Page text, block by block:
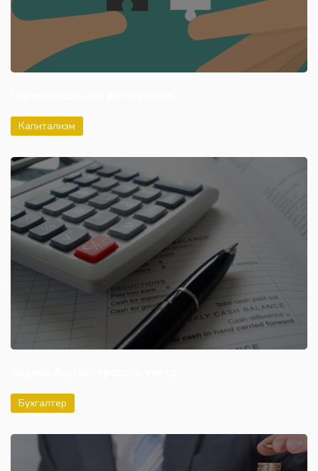
Капитализм
Бухгалтер